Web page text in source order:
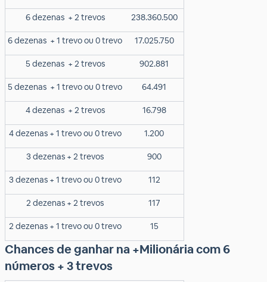
6 dezenas + 2 trevos 238.360.500
6 dezenas + 1 trevo ou 0 trevo 17.025.750
5 dezenas + 2 trevos 902.881
5 dezenas + 1 trevo ou 0 trevo 64.491
4 dezenas + 2 trevos 16.798
4 dezenas + 1 trevo ou 0 trevo 1.200
3 dezenas + 2 trevos 900
3 dezenas + 1 trevo ou 0 trevo 112
2 dezenas + 2 trevos 117
2 dezenas + 1 trevo ou 0 trevo 15
Chances de ganhar na +Milionária com 6
números + 3 trevos